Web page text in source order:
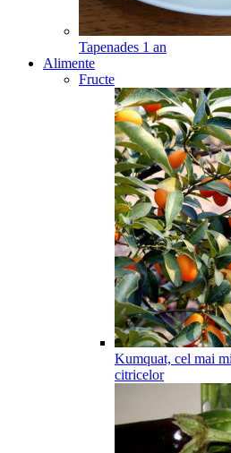
Tapenades 1 an
Alimente
Fructe
Kumquat, cel mai
citricelor